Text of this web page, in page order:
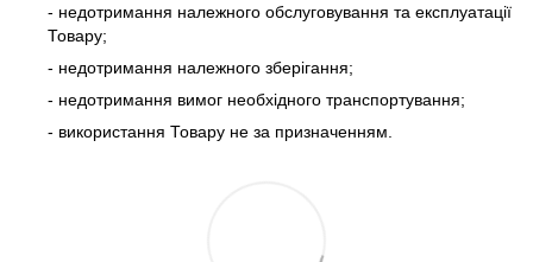
- недотримання належного обслуговування та експлуатації
Товару;
- недотримання належного зберігання;
- недотримання вимог необхідного транспортування;
- використання Товару не за призначенням.